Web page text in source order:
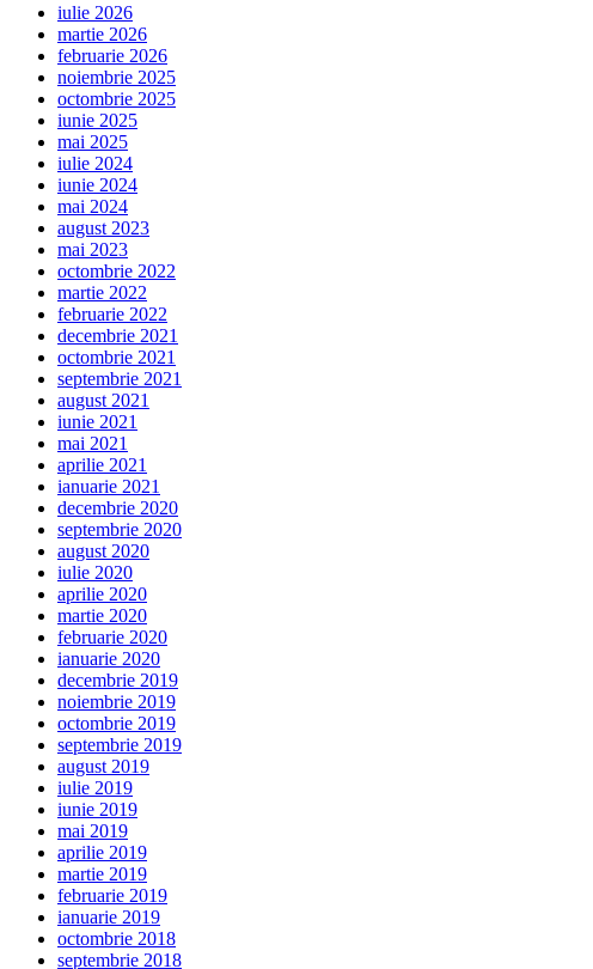
iulie 2026
martie 2026
februarie 2026
noiembrie 2025
octombrie 2025
iunie 2025
mai 2025
iulie 2024
iunie 2024
mai 2024
august 2023
mai 2023
octombrie 2022
martie 2022
februarie 2022
decembrie 2021
octombrie 2021
septembrie 2021
august 2021
iunie 2021
mai 2021
aprilie 2021
ianuarie 2021
decembrie 2020
septembrie 2020
august 2020
iulie 2020
aprilie 2020
martie 2020
februarie 2020
ianuarie 2020
decembrie 2019
noiembrie 2019
octombrie 2019
septembrie 2019
august 2019
iulie 2019
iunie 2019
mai 2019
aprilie 2019
martie 2019
februarie 2019
ianuarie 2019
octombrie 2018
septembrie 2018